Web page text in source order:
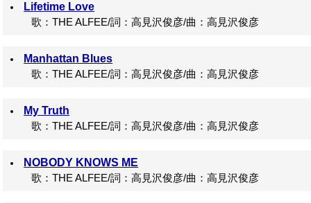
Lifetime Love
歌：THE ALFEE/詞：高見沢俊彦/曲：高見沢俊彦
Manhattan Blues
歌：THE ALFEE/詞：高見沢俊彦/曲：高見沢俊彦
My Truth
歌：THE ALFEE/詞：高見沢俊彦/曲：高見沢俊彦
NOBODY KNOWS ME
歌：THE ALFEE/詞：高見沢俊彦/曲：高見沢俊彦